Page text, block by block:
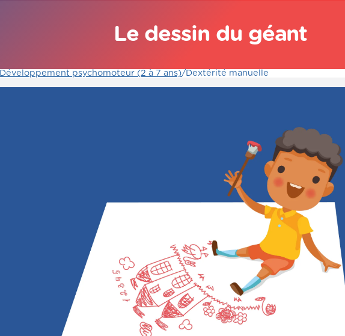
Le dessin du géant
Développement psychomoteur (2 à 7 ans)/Dextérité manuelle